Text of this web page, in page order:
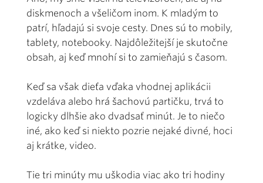
diskmenoch a všeličom inom. K mladým to
patrí, hľadajú si svoje cesty. Dnes sú to mobily,
tablety, notebooky. Najdôležitejší je skutočne
obsah, aj keď mnohí si to zamieňajú s časom.
Keď sa však dieťa vďaka vhodnej aplikácii
vzdeláva alebo hrá šachovú partičku, trvá to
logicky dlhšie ako dvadsať minút. Je to niečo
iné, ako keď si niekto pozrie nejaké divné, hoci
aj krátke, video.
Tie tri minúty mu uškodia viac ako tri hodiny